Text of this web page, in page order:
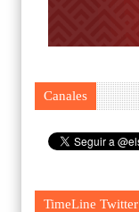
Canales
TimeLine Twitter